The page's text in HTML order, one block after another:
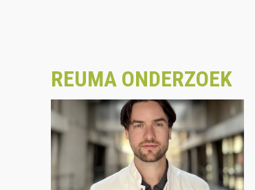
REUMA ONDERZOEK